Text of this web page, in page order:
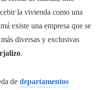
la vivienda como una
existe una empresa que se
diversas y exclusivas
.
de departamentos